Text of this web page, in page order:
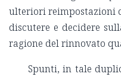
ulteriori reimpostazioni
discutere e decidere
ragione del rinnovato
Spunti, in tale